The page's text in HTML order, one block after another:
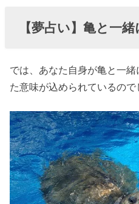
【夢占い】亀と一
では、あなた自身が亀と一
た意味が込められているので